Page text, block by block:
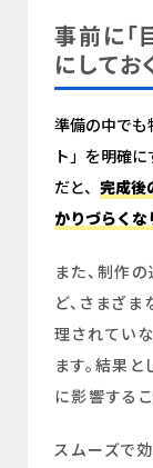
事前に「
にしてお
準備の中でも
ト」を明確
だと、完成後
かりづらくな
また、制作
ど、さまざ
理されてい
ます。結果
に影響するこ
スムーズで